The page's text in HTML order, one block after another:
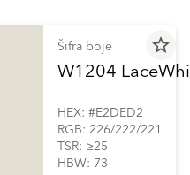
star_border
Šifra boje
W1204
HEX: #E2DED2
RGB: 226/222/221
TSR: ≥25
HBW: 73